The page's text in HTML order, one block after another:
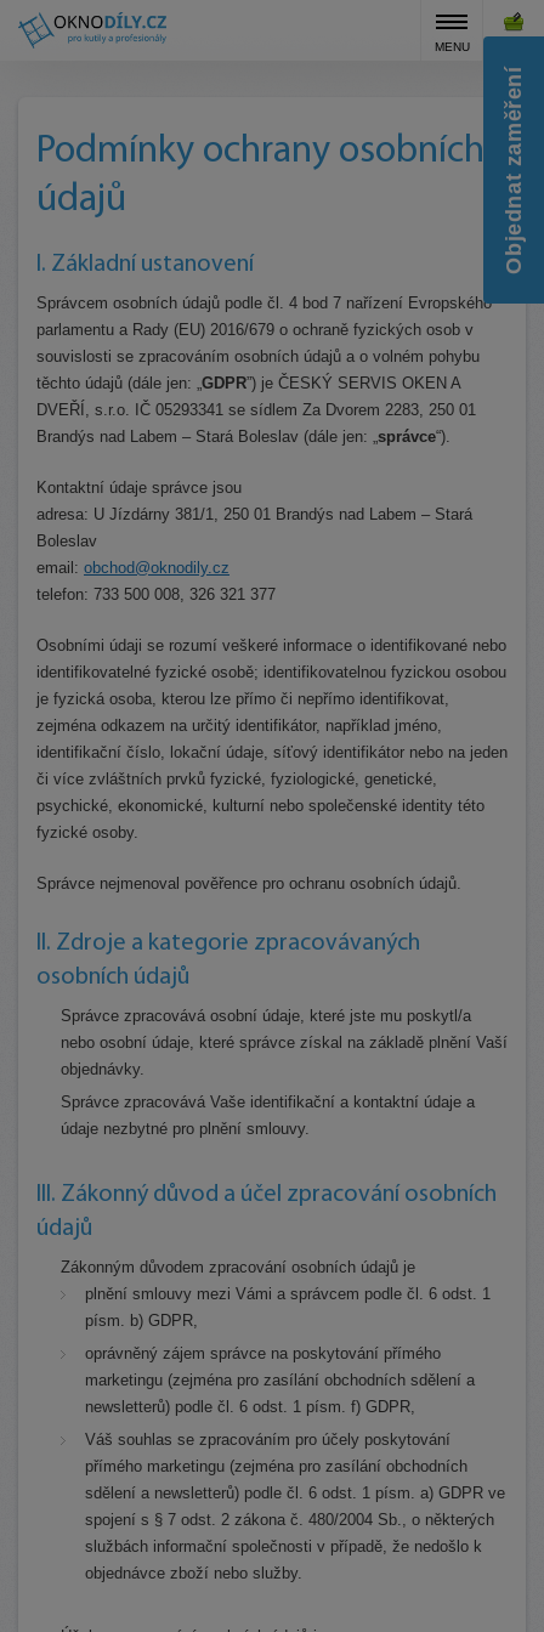
MENU
Podmínky ochrany osobních
údajů
I. Základní ustanovení
Správcem osobních údajů podle čl. 4 bod 7 nařízení Evropského
parlamentu a Rady (EU) 2016/679 o ochraně fyzických osob v
souvislosti se zpracováním osobních údajů a o volném pohybu
těchto údajů (dále jen: „GDPR”) je ČESKÝ SERVIS OKEN A
DVEŘÍ, s.r.o. IČ 05293341 se sídlem Za Dvorem 2283, 250 01
Brandýs nad Labem – Stará Boleslav (dále jen: „správce“).
Kontaktní údaje správce jsou
adresa: U Jízdárny 381/1, 250 01 Brandýs nad Labem – Stará
Boleslav
email: obchod@oknodily.cz
telefon: 733 500 008, 326 321 377
Osobními údaji se rozumí veškeré informace o identifikované nebo
identifikovatelné fyzické osobě; identifikovatelnou fyzickou osobou
je fyzická osoba, kterou lze přímo či nepřímo identifikovat,
zejména odkazem na určitý identifikátor, například jméno,
identifikační číslo, lokační údaje, síťový identifikátor nebo na jeden
či více zvláštních prvků fyzické, fyziologické, genetické,
psychické, ekonomické, kulturní nebo společenské identity této
fyzické osoby.
Správce nejmenoval pověřence pro ochranu osobních údajů.
II. Zdroje a kategorie zpracovávaných
osobních údajů
Správce zpracovává osobní údaje, které jste mu poskytl/a
nebo osobní údaje, které správce získal na základě plnění Vaší
objednávky.
Správce zpracovává Vaše identifikační a kontaktní údaje a
údaje nezbytné pro plnění smlouvy.
III. Zákonný důvod a účel zpracování osobních
údajů
Zákonným důvodem zpracování osobních údajů je
plnění smlouvy mezi Vámi a správcem podle čl. 6 odst. 1
písm. b) GDPR,
oprávněný zájem správce na poskytování přímého
marketingu (zejména pro zasílání obchodních sdělení a
newsletterů) podle čl. 6 odst. 1 písm. f) GDPR,
Váš souhlas se zpracováním pro účely poskytování
přímého marketingu (zejména pro zasílání obchodních
sdělení a newsletterů) podle čl. 6 odst. 1 písm. a) GDPR ve
spojení s § 7 odst. 2 zákona č. 480/2004 Sb., o některých
službách informační společnosti v případě, že nedošlo k
objednávce zboží nebo služby.
Objednat zaměření